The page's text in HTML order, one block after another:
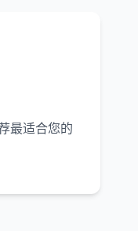
最适合您的